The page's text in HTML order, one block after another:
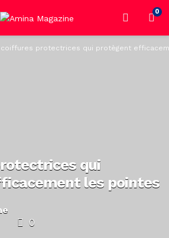
0
coiffures protectrices qui protègent
qui
les pointes
0